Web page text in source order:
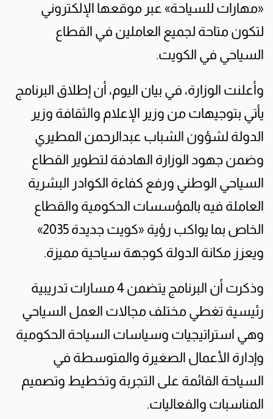
«مهارات للسياحة» عبر موقعها الإلكتروني
لتكون متاحة لجميع العاملين في القطاع
السياحي في الكويت.
وأعلنت الوزارة، في بيان اليوم، أن إطلاق البرنامج
يأتي بتوجيهات من وزير الإعلام والثقافة وزير
الدولة لشؤون الشباب عبدالرحمن المطيري
وضمن جهود الوزارة الهادفة لتطوير القطاع
السياحي الوطني ورفع كفاءة الكوادر البشرية
العاملة فيه بالمؤسسات الحكومية والقطاع
الخاص بما يواكب رؤية «كويت جديدة 2035»
ويعزز مكانة الدولة كوجهة سياحية مميزة.
وذكرت أن البرنامج يتضمن 4 مسارات تدريبية
رئيسية تغطي مختلف مجالات العمل السياحي
وهي استراتيجيات وسياسات السياحة الحكومية
وإدارة الأعمال الصغيرة والمتوسطة في
السياحة القائمة على التجربة وتخطيط وتصميم
المناسبات والفعاليات.